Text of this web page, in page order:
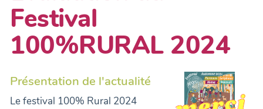
Festival
100%RURAL 2024
Présentation de l'actualité
Le festival 100% Rural 2024